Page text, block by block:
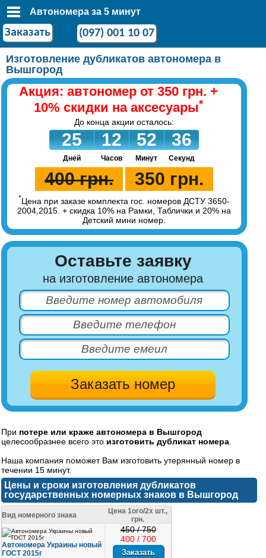
Автономера за 5 минут
Заказать (097) 001 10 07
Изготовление дубликатов автономера в
Вышгород
Акция: автономер от 350 грн. +
10% скидки на аксесуары*
До конца акции осталось:
25 12 52
35
36
Дней Часов Минут Секунд
400 грн. 350 грн.
*Цена при заказе комплекта гос. номеров ДСТУ 3650-
2004,2015. + скидка 10% на Рамки, Таблички и 20% на
Детский мини номер.
Оставьте заявку
на изготовление автономера
При потере или краже автономера в Вышгород
целесообразнее всего это изготовить дубликат номера
Наша компания поможет Вам изготовить утерянный номер в
течении 15 минут.
Цены и сроки изготовления дубликатов
государственных номерных знаков в Вышгород
Вид номерного знака
Цена 1ого/2х шт.,
грн.
Автономера Украины новый
ГОСТ 2015г
450 / 750
400 / 700